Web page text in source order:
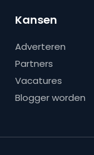
Kansen
Adverteren
Partners
Vacatures
Blogger worden